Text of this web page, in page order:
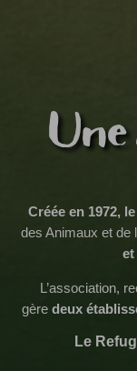
Créée en 1972,
des Animaux et de
et
L’association,
gère deux
Le